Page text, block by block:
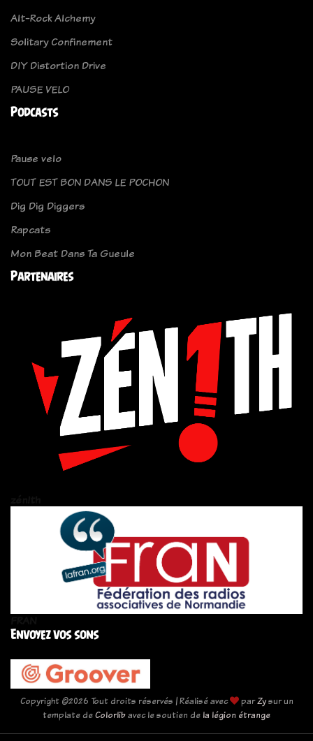
Alt-Rock Alchemy
Solitary Confinement
DIY Distortion Drive
PAUSE VELO
Podcasts
Pause velo
TOUT EST BON DANS LE POCHON
Dig Dig Diggers
Rapcats
Mon Beat Dans Ta Gueule
Partenaires
Envoyez vos sons
Copyright ©2026 Tout droits réservés | Réalisé avec parZysur un
template deColorlibavec le soutien de la légion étrange